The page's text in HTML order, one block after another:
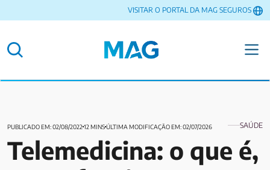
VISITAR O PORTAL DA MAG SEGUROS
PUBLICADO EM: 02/08/202212 MINSÚLTIMA MODIFICAÇÃO EM: 02/07/2026 SAÚDE
Telemedicina: o que é,